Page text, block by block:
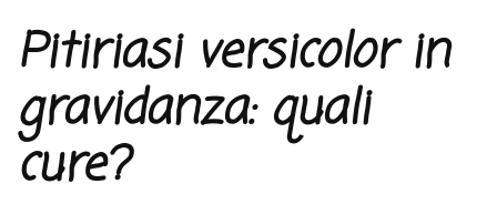
Pitiriasi versicolor in
gravidanza: quali
cure?